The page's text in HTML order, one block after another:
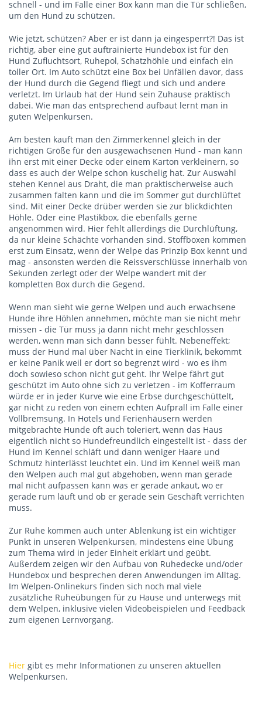
schnell - und im Falle einer Box kann man die Tür schließen,
um den Hund zu schützen.
Wie jetzt, schützen? Aber er ist dann ja eingesperrt?! Das ist
richtig, aber eine gut auftrainierte Hundebox ist für den
Hund Zufluchtsort, Ruhepol, Schatzhöhle und einfach ein
toller Ort. Im Auto schützt eine Box bei Unfällen davor, dass
der Hund durch die Gegend fliegt und sich und andere
verletzt. Im Urlaub hat der Hund sein Zuhause praktisch
dabei. Wie man das entsprechend aufbaut lernt man in
guten Welpenkursen.
Am besten kauft man den Zimmerkennel gleich in der
richtigen Größe für den ausgewachsenen Hund - man kann
ihn erst mit einer Decke oder einem Karton verkleinern, so
dass es auch der Welpe schon kuschelig hat. Zur Auswahl
stehen Kennel aus Draht, die man praktischerweise auch
zusammen falten kann und die im Sommer gut durchlüftet
sind. Mit einer Decke drüber werden sie zur blickdichten
Höhle. Oder eine Plastikbox, die ebenfalls gerne
angenommen wird. Hier fehlt allerdings die Durchlüftung,
da nur kleine Schächte vorhanden sind. Stoffboxen kommen
erst zum Einsatz, wenn der Welpe das Prinzip Box kennt und
mag - ansonsten werden die Reissverschlüsse innerhalb von
Sekunden zerlegt oder der Welpe wandert mit der
kompletten Box durch die Gegend.
Wenn man sieht wie gerne Welpen und auch erwachsene
Hunde ihre Höhlen annehmen, möchte man sie nicht mehr
missen - die Tür muss ja dann nicht mehr geschlossen
werden, wenn man sich dann besser fühlt. Nebeneffekt;
muss der Hund mal über Nacht in eine Tierklinik, bekommt
er keine Panik weil er dort so begrenzt wird - wo es ihm
doch sowieso schon nicht gut geht. Ihr Welpe fährt gut
geschützt im Auto ohne sich zu verletzen - im Kofferraum
würde er in jeder Kurve wie eine Erbse durchgeschüttelt,
gar nicht zu reden von einem echten Aufprall im Falle einer
Vollbremsung. In Hotels und Ferienhäusern werden
mitgebrachte Hunde oft auch toleriert, wenn das Haus
eigentlich nicht so Hundefreundlich eingestellt ist - dass der
Hund im Kennel schläft und dann weniger Haare und
Schmutz hinterlässt leuchtet ein. Und im Kennel weiß man
den Welpen auch mal gut abgehoben, wenn man gerade
mal nicht aufpassen kann was er gerade ankaut, wo er
gerade rum läuft und ob er gerade sein Geschäft verrichten
muss.
Zur Ruhe kommen auch unter Ablenkung ist ein wichtiger
Punkt in unseren Welpenkursen, mindestens eine Übung
zum Thema wird in jeder Einheit erklärt und geübt.
Außerdem zeigen wir den Aufbau von Ruhedecke und/oder
Hundebox und besprechen deren Anwendungen im Alltag.
Im Welpen-Onlinekurs finden sich noch mal viele
zusätzliche Ruheübungen für zu Hause und unterwegs mit
dem Welpen, inklusive vielen Videobeispielen und Feedback
zum eigenen Lernvorgang.
Hier gibt es mehr Informationen zu unseren aktuellen
Welpenkursen.